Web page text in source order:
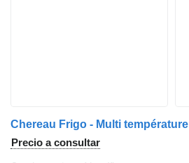
Chereau Frigo - Multi température
Precio a consultar